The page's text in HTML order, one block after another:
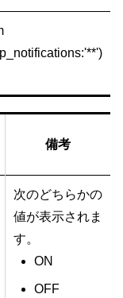
備考
次のどちらかの
値が表示されま
す。
ON
OFF